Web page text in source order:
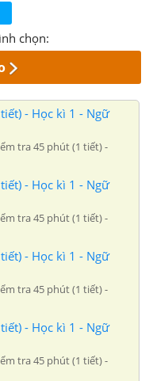
chọn:
- Học kì 1 - Ngữ
tra 45 phút (1 tiết) -
- Học kì 1 - Ngữ
tra 45 phút (1 tiết) -
- Học kì 1 - Ngữ
tra 45 phút (1 tiết) -
- Học kì 1 - Ngữ
tra 45 phút (1 tiết) -